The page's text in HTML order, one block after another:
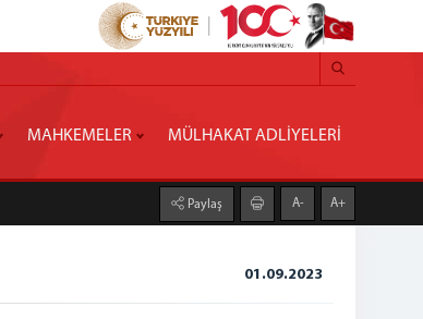
MAHKEMELER MÜLHAKAT ADLİYELERİ
Paylaş A- A+
01.09.2023